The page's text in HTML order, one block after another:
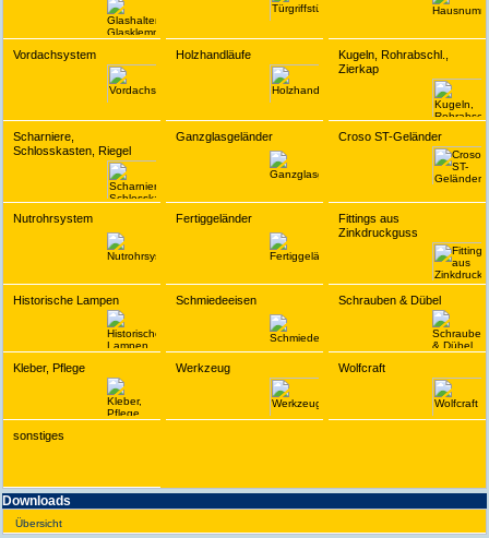
Vordachsystem Holzhandläufe
Kugeln, Rohrabschl.,
Zierkap
Scharniere,
Schlosskasten, Riegel
Ganzglasgeländer Croso ST-Geländer
Nutrohrsystem Fertiggeländer
Fittings aus
Zinkdruckguss
Historische Lampen Schmiedeeisen Schrauben & Dübel
Kleber, Pflege Werkzeug Wolfcraft
sonstiges
Downloads
Übersicht